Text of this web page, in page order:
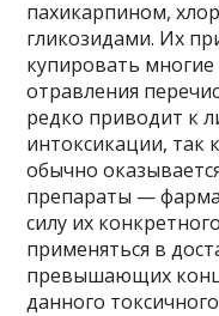
пахикарпином,
гликозидами. Их
купировать
отравления
редко приводит к
интоксикации, так
обычно
препараты —
силу их
применяться в
превышающих
данного